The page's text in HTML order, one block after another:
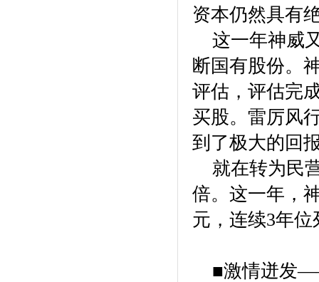
资本仍然具有
这一年神威
断国有股份。
评估，评估完
买股。雷厉风
到了极大的回
就在转为民
倍。这一年，
元，连续3年
■激情迸